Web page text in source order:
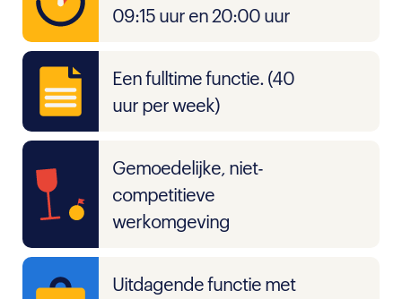
09:15 uur en 20:00 uur
Een fulltime functie. (40
uur per week)
Gemoedelijke, niet-
competitieve
werkomgeving
Uitdagende functie met